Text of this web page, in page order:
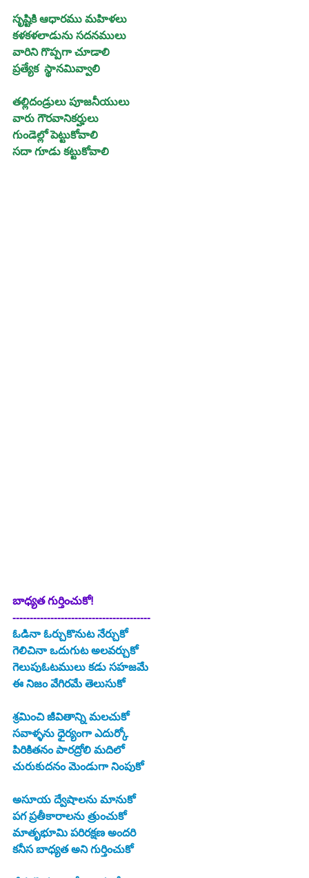
సృష్టికి ఆధారము మహిళలు
కళకళలాడును సదనములు
వారిని గొప్పగా చూడాలి
ప్రత్యేక  స్థానమివ్వాలి
తల్లిదండ్రులు పూజనీయులు
వారు గౌరవానికర్హులు
గుండెల్లో పెట్టుకోవాలి
సదా గూడు కట్టుకోవాలి
బాధ్యత గుర్తించుకో!
----------------------------------------
ఓడినా ఓర్చుకొనుట నేర్చుకో
గెలిచినా ఒదుగుట అలవర్చుకో
గెలుపుఓటములు కడు సహజమే
ఈ నిజం వేగిరమే తెలుసుకో
శ్రమించి జీవితాన్ని మలచుకో
సవాళ్ళను ధైర్యంగా ఎదుర్కో
పిరికితనం పారద్రోలి మదిలో
చురుకుదనం మెండుగా నింపుకో
అసూయ ద్వేషాలను మానుకో
పగ ప్రతీకారాలను త్రుంచుకో
మాతృభూమి పరిరక్షణ అందరి
కనీస బాధ్యత అని గుర్తించుకో